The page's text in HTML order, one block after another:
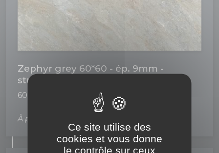
Zephyr grey 60*60 - ép. 9mm -
structuré rectifié - R11 A+B+C
60 x 60 cm
À partir de
Ce site utilise des
cookies et vous donne
le contrôle sur ceux